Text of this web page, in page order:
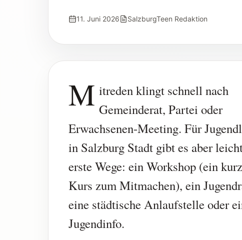
11. Juni 2026 SalzburgTeen Redaktion
M itreden klingt schnell nach
Gemeinderat, Partei oder
Erwachsenen-Meeting. Für
in Salzburg Stadt gibt es aber
erste Wege: ein Workshop (ein
Kurs zum Mitmachen), ein
eine städtische Anlaufstelle oder
Jugendinfo.